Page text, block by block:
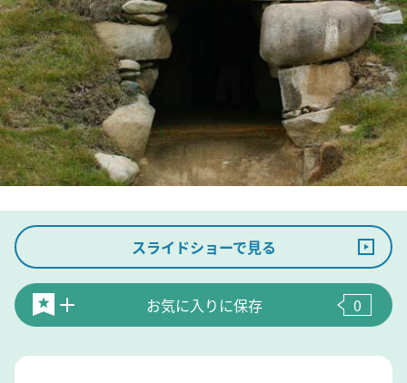
スライドショーで見る
お気に入りに保存 0